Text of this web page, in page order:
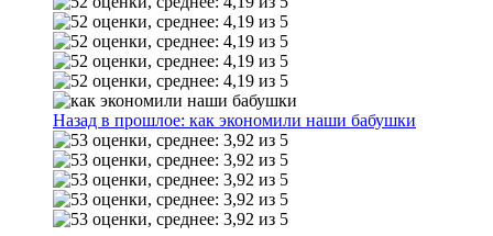
Назад в прошлое: как экономили наши бабушки